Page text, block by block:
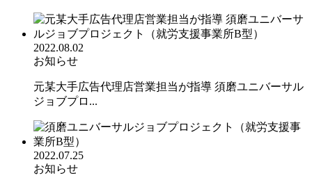
2022.08.02
お知らせ
元某大手広告代理店営業担当が指導 須磨ユニバーサル
ジョブプロ...
2022.07.25
お知らせ